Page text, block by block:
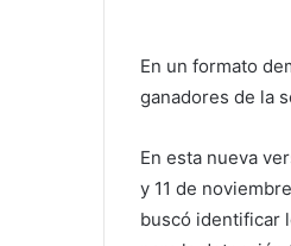
En un formato
ganadores de la
En esta nueva
y 11 de
buscó identificar